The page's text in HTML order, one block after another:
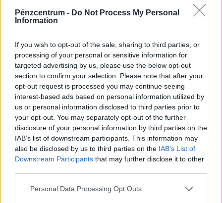
Pénzcentrum - Do Not Process My Personal
Information
If you wish to opt-out of the sale, sharing to third parties, or
processing of your personal or sensitive information for
targeted advertising by us, please use the below opt-out
section to confirm your selection. Please note that after your
opt-out request is processed you may continue seeing
interest-based ads based on personal information utilized by
us or personal information disclosed to third parties prior to
your opt-out. You may separately opt-out of the further
disclosure of your personal information by third parties on the
IAB’s list of downstream participants. This information may
also be disclosed by us to third parties on the IAB’s List of
Downstream Participants that may further disclose it to other
Personal Data Processing Opt Outs
gazdasági helyzetéből adódóan Budapesten
van messze a legtöbb bolt, a lista alján
szereplő - vagyis ahol a legkevesebb bolt
zárt be - vármegyékben ennél jóval
kevesebb üzlet volt eddig is. Tehát a logika
szerint is ott zár be több bolt, ahol több is
van. Itt érdemes hozzátenni, hogy ettől a
gond még ugyanakkora: Nógrádban vagy
Szabolcsban több helyen is gondot okoz,
hogy szinte egyáltalán nincsenek boltok.